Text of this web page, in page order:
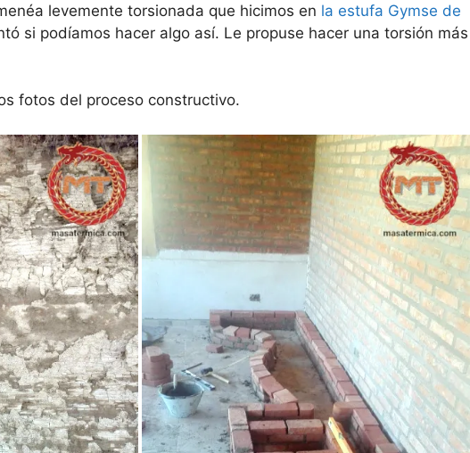
levemente torsionada que hicimos en la estufa Gymse de
si podíamos hacer algo así. Le propuse hacer una torsión más
fotos del proceso constructivo.